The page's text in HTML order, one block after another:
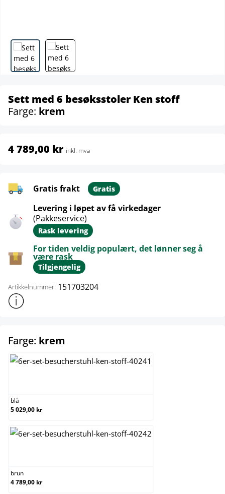
Sett med 6 besøksstoler Ken stoff
Farge: krem
4 789,00 kr inkl. mva
Gratis frakt Gratis
Levering i løpet av få virkedager
(Pakkeservice)
Rask levering
For tiden veldig populært, det lønner seg å
være rask
Tilgjengelig
Artikkelnummer: 151703204
Vis mer produktinformasjon
Farge: krem
blå
5 029,00 kr
brun
4 789,00 kr